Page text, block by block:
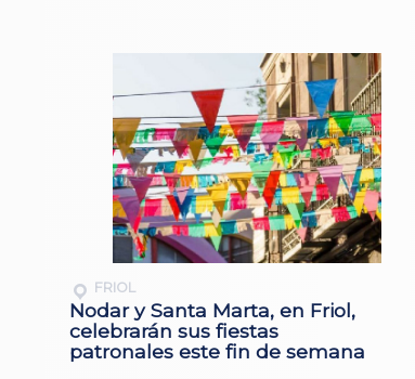
FRIOL
Nodar y Santa Marta, en Friol,
celebrarán sus fiestas
patronales este fin de semana